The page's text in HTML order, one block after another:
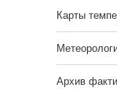
Карты
Архив